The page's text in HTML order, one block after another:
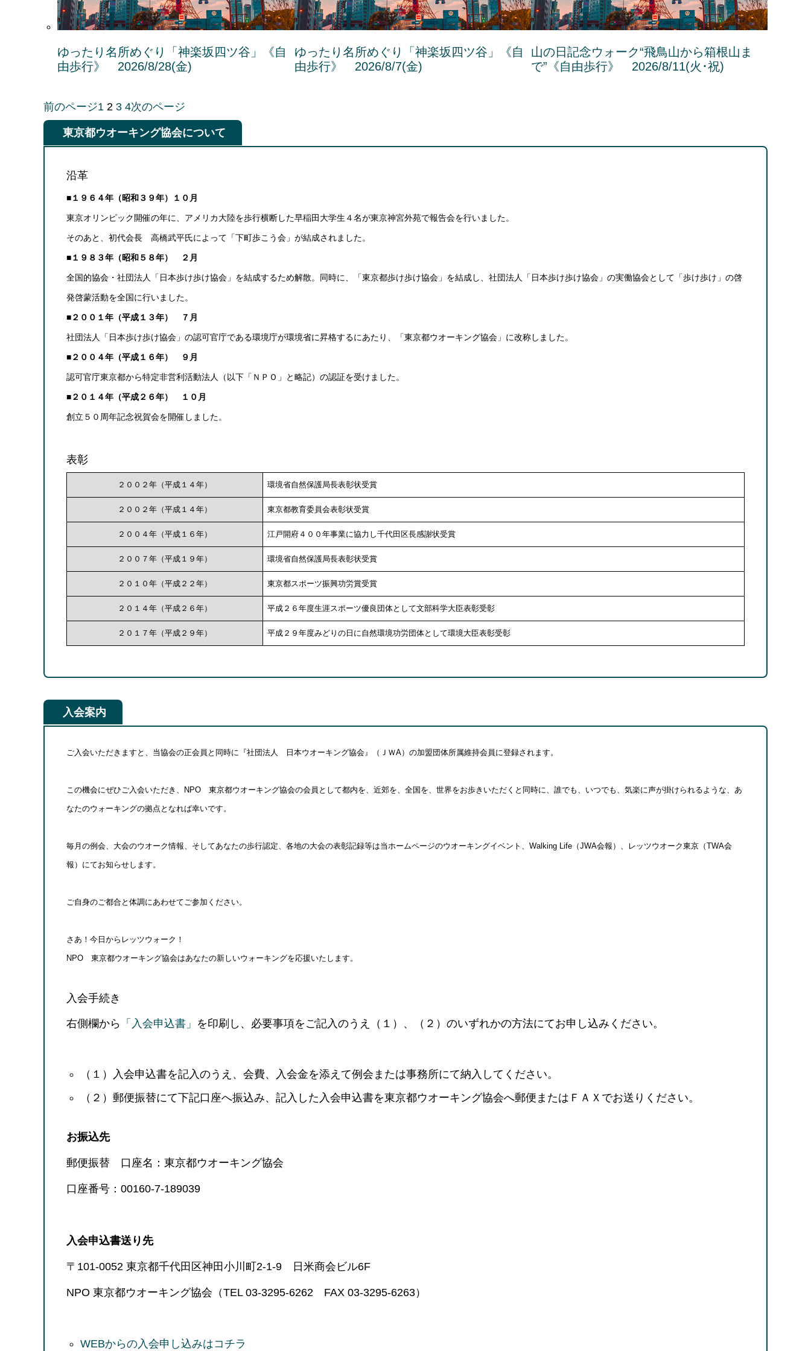
ゆったり名所めぐり「神楽坂四ツ谷」《自
由歩行》 2026/8/28(金)
ゆったり名所めぐり「神楽坂四ツ谷」《自
由歩行》 2026/8/7(金)
山の日記念ウォーク“飛鳥山から箱根山ま
で”《自由歩行》 2026/8/11(火･祝)
前のページ1 2 3 4次のページ
東京都ウオーキング協会について
沿革
■１９６４年（昭和３９年）１０月
東京オリンピック開催の年に、アメリカ大陸を歩行横断した早稲田大学生４名が東京神宮外苑で報告会を行いました。
そのあと、初代会長 高橋武平氏によって「下町歩こう会」が結成されました。
■１９８３年（昭和５８年） ２月
全国的協会・社団法人「日本歩け歩け協会」を結成するため解散。同時に、「東京都歩け歩け協会」を結成し、社団法人「日本歩け歩け協会」の実働協会として「歩け歩け」の啓
発啓蒙活動を全国に行いました。
■２００１年（平成１３年） ７月
社団法人「日本歩け歩け協会」の認可官庁である環境庁が環境省に昇格するにあたり、「東京都ウオーキング協会」に改称しました。
■２００４年（平成１６年） ９月
認可官庁東京都から特定非営利活動法人（以下「ＮＰＯ」と略記）の認証を受けました。
■２０１４年（平成２６年） １０月
創立５０周年記念祝賀会を開催しました。
表彰
２００２年（平成１４年） 環境省自然保護局長表彰状受賞
２００２年（平成１４年） 東京都教育委員会表彰状受賞
２００４年（平成１６年） 江戸開府４００年事業に協力し千代田区長感謝状受賞
２００７年（平成１９年） 環境省自然保護局長表彰状受賞
２０１０年（平成２２年） 東京都スポーツ振興功労賞受賞
２０１４年（平成２６年） 平成２６年度生涯スポーツ優良団体として文部科学大臣表彰受彰
２０１７年（平成２９年） 平成２９年度みどりの日に自然環境功労団体として環境大臣表彰受彰
入会案内
ご入会いただきますと、当協会の正会員と同時に『社団法人 日本ウオーキング協会』（ＪＷA）の加盟団体所属維持会員に登録されます。
この機会にぜひご入会いただき、NPO 東京都ウオーキング協会の会員として都内を、近郊を、全国を、世界をお歩きいただくと同時に、誰でも、いつでも、気楽に声が掛けられるような、あ
なたのウォーキングの拠点となれば幸いです。
毎月の例会、大会のウオーク情報、そしてあなたの歩行認定、各地の大会の表彰記録等は当ホームページのウオーキングイベント、Walking Life（JWA会報）、レッツウオーク東京（TWA会
報）にてお知らせします。
ご自身のご都合と体調にあわせてご参加ください。
さあ！今日からレッツウォーク！
NPO 東京都ウオーキング協会はあなたの新しいウォーキングを応援いたします。
入会手続き
右側欄から 「入会申込書」 を印刷し、必要事項をご記入のうえ（１）、（２）のいずれかの方法にてお申し込みください。
（１）入会申込書を記入のうえ、会費、入会金を添えて例会または事務所にて納入してください。
（２）郵便振替にて下記口座へ振込み、記入した入会申込書を東京都ウオーキング協会へ郵便またはＦＡＸでお送りください。
お振込先
郵便振替 口座名：東京都ウオーキング協会
口座番号：00160-7-189039
入会申込書送り先
〒101-0052 東京都千代田区神田小川町2-1-9 日米商会ビル6F
NPO 東京都ウオーキング協会（TEL 03-3295-6262 FAX 03-3295-6263）
WEBからの入会申し込みはコチラ